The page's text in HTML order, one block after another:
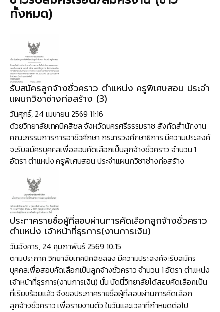
ทั้งหมด)
รับสมัครลูกจ้างชั่วคราว ตำแหน่ง ครูพิเศษสอน ประจำ
แผนกวิชาช่างก่อสร้าง (3)
วันศุกร์, 24 เมษายน 2569 11:16
ด้วยวิทยาลัยเทคนิคสิชล จังหวัดนครศรีธรรมราช สังกัดสำนักงาน
คณะกรรมการการอาชีวศึกษา กระทรวงศึกษาธิการ มีความประสงค์
จะรับสมัครบุคคลเพื่อสอบคัดเลือกเป็นลูกจ้างชั่วคราว จำนวน 1
อัตรา ตำแหน่ง ครูพิเศษสอน ประจำแผนกวิชาช่างก่อสร้าง
ประกาศรายชื่อผู้ที่สอบผ่านการคัดเลือกลูกจ้างชั่วคราว
ตำแหน่ง เจ้าหน้าที่ธุรการ(งานการเงิน)
วันอังคาร, 24 กุมภาพันธ์ 2569 10:15
ตามประกาศ วิทยาลัยเทคนิคสิชลลง มีความประสงค์จะรับสมัคร
บุคคลเพื่อสอบคัดเลือกเป็นลูกจ้างชั่วคราว จำนวน 1 อัตรา ตำแหน่ง
เจ้าหน้าที่ธุรการ(งานการเงิน) นั้น บัดนี้วิทยาลัยได้สอบคัดเลือกเป็น
ที่เรียบร้อยแล้ว จึงขอประกาศรายชื่อผู้ที่สอบผ่านการคัดเลือก
ลูกจ้างชั่วคราว เพื่อรายงานตัว ในวันและเวลาที่กำหนดต่อไป